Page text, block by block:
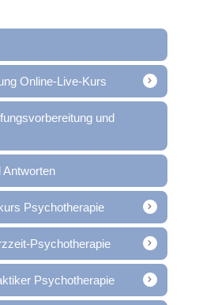
Online-Live-Kurs
und
Antworten
Psychotherapie
Psychotherapie
Psychotherapie